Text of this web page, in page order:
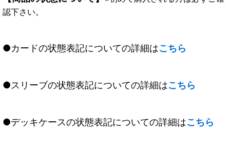
認下さい。
●カードの状態表記についての詳細はこちら
●スリーブの状態表記についての詳細はこちら
●デッキケースの状態表記についての詳細はこちら